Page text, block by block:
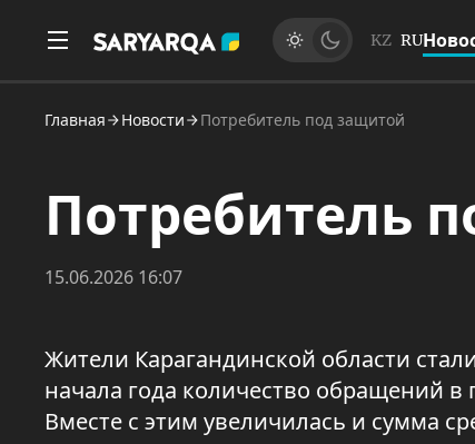
KZ RU
Главная Новости Потребитель под защитой
Потребитель
15.06.2026 16:07
Жители Карагандинской области
начала года количество обращений
Вместе с этим увеличилась и сумма